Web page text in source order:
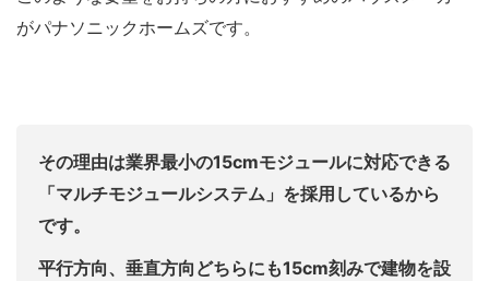
がパナソニックホームズです。
その理由は業界最小の15cmモジュールに対応できる
「マルチモジュールシステム」を採用しているから
です。
平行方向、垂直方向どちらにも15cm刻みで建物を設